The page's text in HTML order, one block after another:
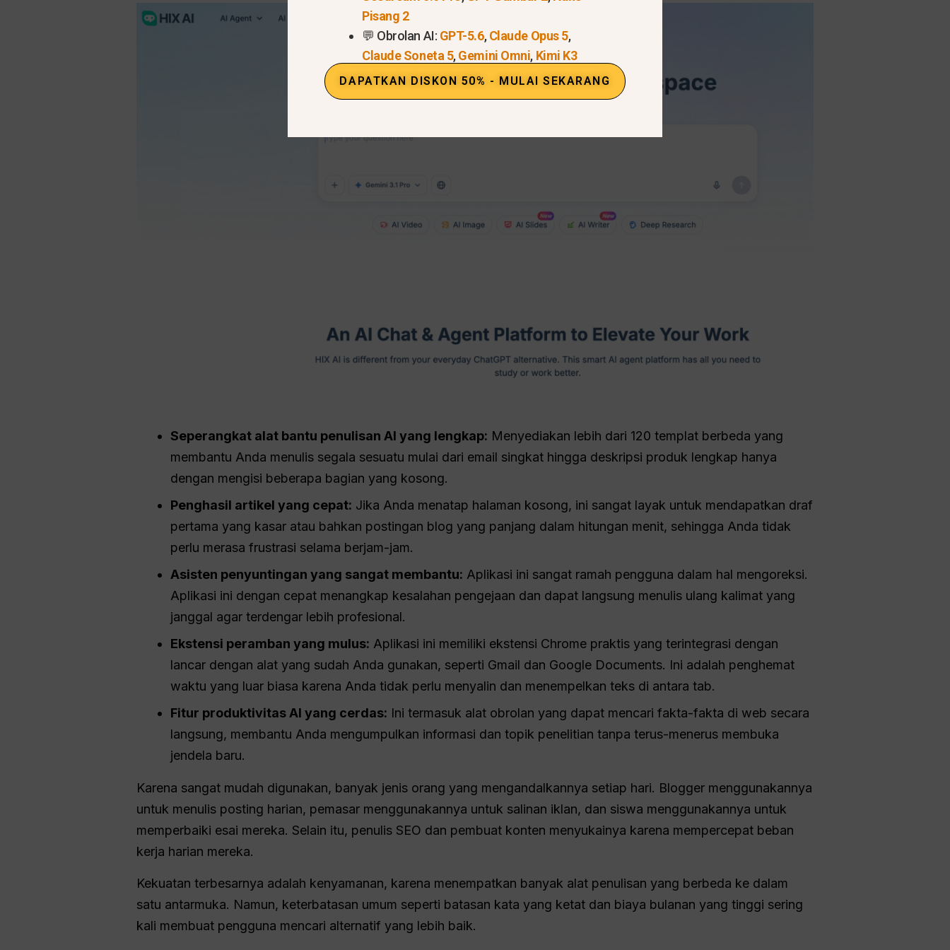
Seperangkat alat bantu penulisan AI yang lengkap: Menyediakan lebih dari 120 templat berbeda yang
membantu Anda menulis segala sesuatu mulai dari email singkat hingga deskripsi produk lengkap hanya
dengan mengisi beberapa bagian yang kosong.
Penghasil artikel yang cepat: Jika Anda menatap halaman kosong, ini sangat layak untuk mendapatkan draf
pertama yang kasar atau bahkan postingan blog yang panjang dalam hitungan menit, sehingga Anda tidak
perlu merasa frustrasi selama berjam-jam.
Asisten penyuntingan yang sangat membantu: Aplikasi ini sangat ramah pengguna dalam hal mengoreksi.
Aplikasi ini dengan cepat menangkap kesalahan pengejaan dan dapat langsung menulis ulang kalimat yang
janggal agar terdengar lebih profesional.
Ekstensi peramban yang mulus: Aplikasi ini memiliki ekstensi Chrome praktis yang terintegrasi dengan
lancar dengan alat yang sudah Anda gunakan, seperti Gmail dan Google Documents. Ini adalah penghemat
waktu yang luar biasa karena Anda tidak perlu menyalin dan menempelkan teks di antara tab.
Fitur produktivitas AI yang cerdas: Ini termasuk alat obrolan yang dapat mencari fakta-fakta di web secara
langsung, membantu Anda mengumpulkan informasi dan topik penelitian tanpa terus-menerus membuka
jendela baru.
Karena sangat mudah digunakan, banyak jenis orang yang mengandalkannya setiap hari. Blogger menggunakannya
untuk menulis posting harian, pemasar menggunakannya untuk salinan iklan, dan siswa menggunakannya untuk
memperbaiki esai mereka. Selain itu, penulis SEO dan pembuat konten menyukainya karena mempercepat beban
kerja harian mereka.
Kekuatan terbesarnya adalah kenyamanan, karena menempatkan banyak alat penulisan yang berbeda ke dalam
satu antarmuka. Namun, keterbatasan umum seperti batasan kata yang ketat dan biaya bulanan yang tinggi sering
kali membuat pengguna mencari alternatif yang lebih baik.
Pisang 2
💬 Obrolan AI: GPT-5.6,Claude Opus 5,
Claude Soneta 5,Gemini Omni, Kimi K3
DAPATKAN DISKON 50% - MULAI SEKARANG